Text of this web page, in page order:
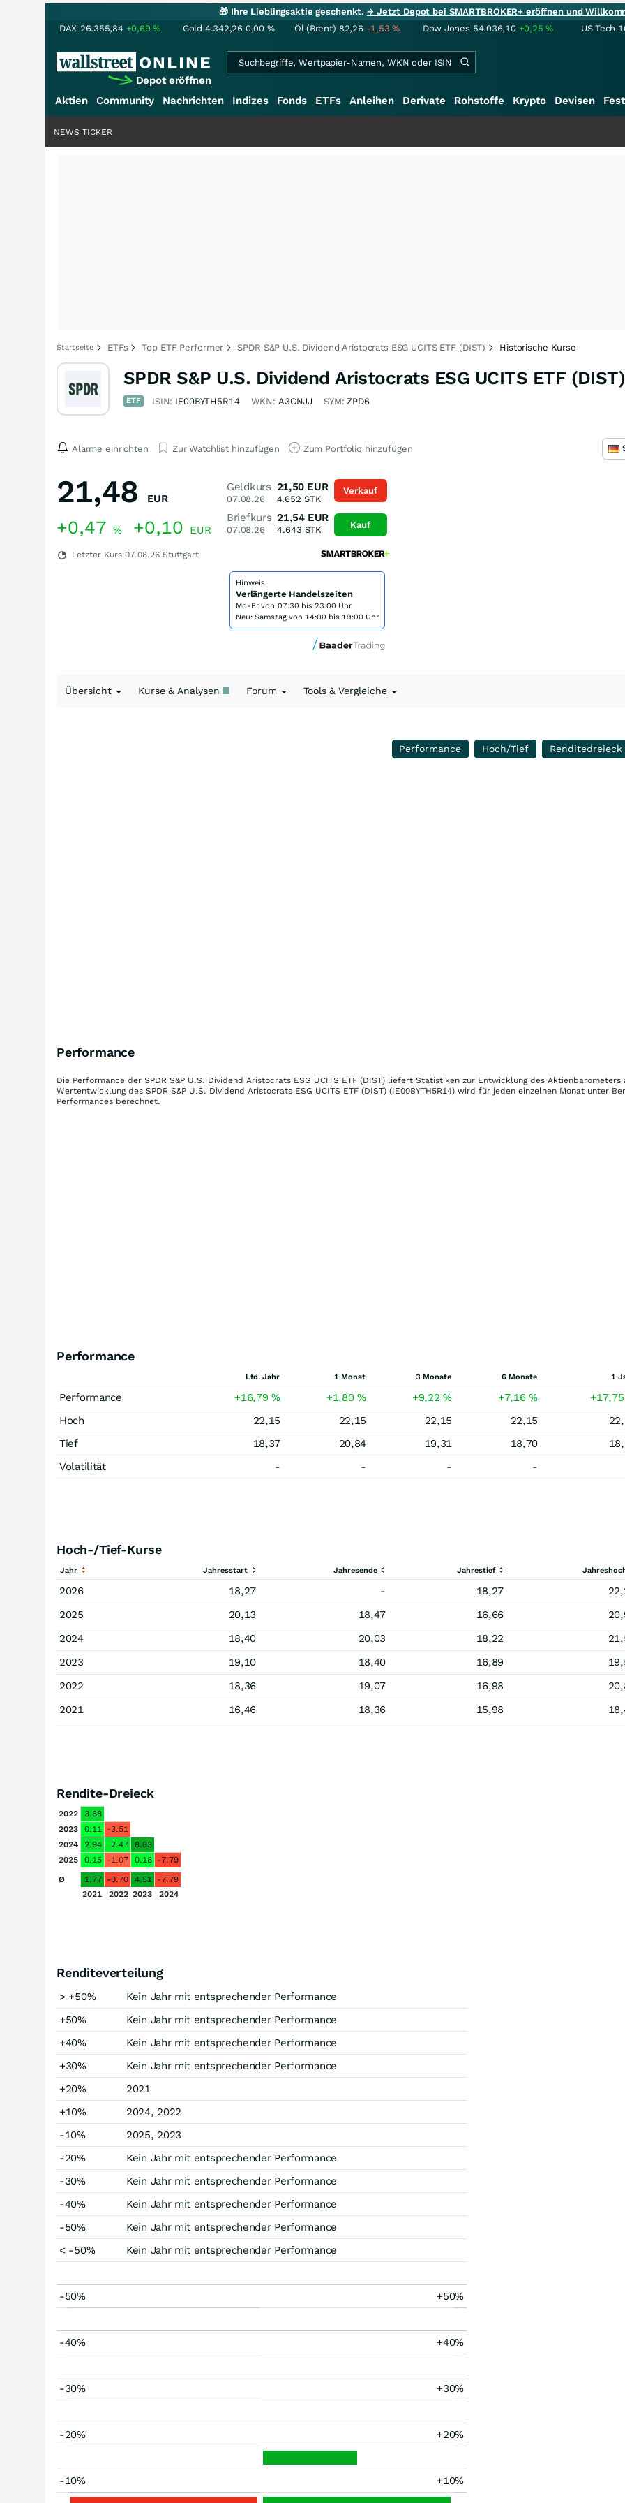
🎁 Ihre Lieblingsaktie geschenkt.→ Jetzt Depot bei SMARTBROKER+ eröffnen und
DAX 26.355,84 +0,69% Gold 4.342,26 0,00 % Öl (Brent) 82,26 -1,53% Dow Jones 54.036,10 +0,25% US Tech
Depot eröffnen
Aktien Community Nachrichten Indizes Fonds ETFs Anleihen Derivate Rohstoffe Krypto Devisen
NEWS TICKER
Startseite ETFs Top ETF Performer SPDR S&P U.S. Dividend Aristocrats ESG UCITS ETF (DIST) Historische Kurse
SPDR S&P U.S. Dividend Aristocrats ESG UCITS ETF (DIST)
ETF ISIN: IE00BYTH5R14 WKN: A3CNJJ SYM:ZPD6
Alarme einrichten Zur Watchlist hinzufügen Zum Portfolio hinzufügen
21,48 EUR
+0,47 % +0,10 EUR
Letzter Kurs 07.08.26 Stuttgart
Geldkurs
07.08.26
21,50 EUR
4.652 STK
Briefkurs
07.08.26
21,54 EUR
4.643 STK
Verkauf
Kauf
Hinweis
Verlängerte Handelszeiten
Mo-Fr von 07:30 bis 23:00 Uhr
Neu: Samstag von 14:00 bis 19:00 Uhr
Übersicht Kurse & Analysen Forum Tools & Vergleiche
Performance Hoch/Tief Renditedreieck
Performance
Die Performance der SPDR S&P U.S. Dividend Aristocrats ESG UCITS ETF (DIST) liefert Statistiken zur Entwicklung des Aktienbarometers
Wertentwicklung des SPDR S&P U.S. Dividend Aristocrats ESG UCITS ETF (DIST) (IE00BYTH5R14) wird für jeden einzelnen Monat unter
Performances berechnet.
Performance
Lfd. Jahr 1 Monat 3 Monate 6 Monate 1
Performance +16,79% +1,80% +9,22% +7,16%
Hoch
22,15 22,15 22,15 22,15
Tief
18,37 20,84 19,31 18,70
Volatilität
- - - -
Hoch-/Tief-Kurse
Jahr Jahresstart Jahresende Jahrestief
2026 18,27 - 18,27
2025
20,13 18,47 16,66
2024
18,40 20,03 18,22
2023
19,10 18,40 16,89
2022
18,36 19,07 16,98
2021
16,46 18,36 15,98
Rendite-Dreieck
2022
3.88
2023
0.11 -3.51
2024
2.94 2.47
8.83
2025
0.15 -1.07 0.18 -7.79
Ø
1.77 -0.70 4.51 -7.79
2021
2022 2023 2024
Renditeverteilung
> +50%
Kein Jahr mit entsprechender Performance
+50%
Kein Jahr mit entsprechender Performance
+40%
Kein Jahr mit entsprechender Performance
+30%
Kein Jahr mit entsprechender Performance
+20%
2021
+10%
2024, 2022
-10%
2025, 2023
-20%
Kein Jahr mit entsprechender Performance
-30%
Kein Jahr mit entsprechender Performance
-40%
Kein Jahr mit entsprechender Performance
-50%
Kein Jahr mit entsprechender Performance
< -50%
Kein Jahr mit entsprechender Performance
-50% +50%
-40% +40%
-30% +30%
-20% +20%
-10% +10%